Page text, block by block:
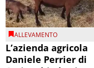
ALLEVAMENTO
L’azienda agricola
Daniele Perrier di